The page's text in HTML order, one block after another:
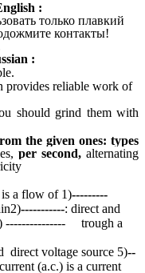
:
только плавкий
контакты!
:
provides reliable work of
should grind them with
the given ones: types
per second, alternating
a flow of 1)---------
-----------: direct and
--------------- trough a
direct voltage source 5)--
(a.c.) is a current